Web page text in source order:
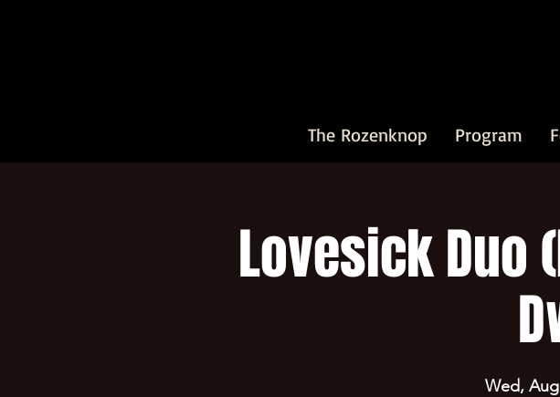
The Rozenknop Program
Lovesick Duo
Wed,